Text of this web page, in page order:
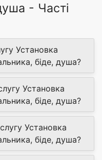
- Часті
Установка
біде, душа?
Установка
біде, душа?
Установка
біде, душа?